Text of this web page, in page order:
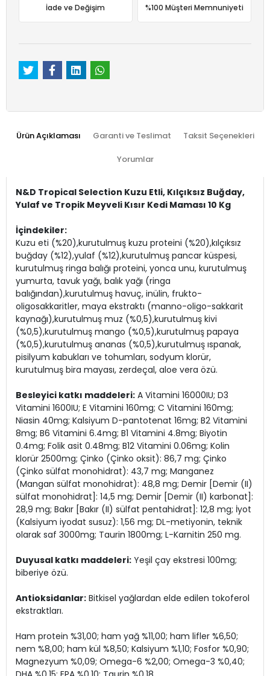
İade ve Değişim %100 Müşteri Memnuniyeti
Ürün Açıklaması Garanti ve Teslimat Taksit Seçenekleri
Yorumlar
N&D Tropical Selection Kuzu Etli, Kılçıksız Buğday,
Yulaf ve Tropik Meyveli Kısır Kedi Maması 10 Kg
İçindekiler:
Kuzu eti (%20),kurutulmuş kuzu proteini (%20),kılçıksız
buğday (%12),yulaf (%12),kurutulmuş pancar küspesi,
kurutulmuş ringa balığı proteini, yonca unu, kurutulmuş
yumurta, tavuk yağı, balık yağı (ringa
balığından),kurutulmuş havuç, inülin, frukto-
oligosakkaritler, maya ekstraktı (manno-oligo-sakkarit
kaynağı),kurutulmuş muz (%0,5),kurutulmuş kivi
(%0,5),kurutulmuş mango (%0,5),kurutulmuş papaya
(%0,5),kurutulmuş ananas (%0,5),kurutulmuş ıspanak,
pisilyum kabukları ve tohumları, sodyum klorür,
kurutulmuş bira mayası, zerdeçal, aloe vera özü.
Besleyici katkı maddeleri: A Vitamini 16000IU; D3
Vitamini 1600IU; E Vitamini 160mg; C Vitamini 160mg;
Niasin 40mg; Kalsiyum D-pantotenat 16mg; B2 Vitamini
8mg; B6 Vitamini 6.4mg; B1 Vitamini 4.8mg; Biyotin
0.4mg; Folik asit 0.48mg; B12 Vitamini 0.06mg; Kolin
klorür 2500mg; Çinko (Çinko oksit): 86,7 mg; Çinko
(Çinko sülfat monohidrat): 43,7 mg; Manganez
(Mangan sülfat monohidrat): 48,8 mg; Demir [Demir (II)
sülfat monohidrat]: 14,5 mg; Demir [Demir (II) karbonat]:
28,9 mg; Bakır [Bakır (II) sülfat pentahidrat]: 12,8 mg; İyot
(Kalsiyum iyodat susuz): 1,56 mg; DL-metiyonin, teknik
olarak saf 3000mg; Taurin 1800mg; L-Karnitin 250 mg.
Duyusal katkı maddeleri: Yeşil çay ekstresi 100mg;
biberiye özü.
Antioksidanlar: Bitkisel yağlardan elde edilen tokoferol
ekstraktları.
Ham protein %31,00; ham yağ %11,00; ham lifler %6,50;
nem %8,00; ham kül %8,50; Kalsiyum %1,10; Fosfor %0,90;
Magnezyum %0,09; Omega-6 %2,00; Omega-3 %0,40;